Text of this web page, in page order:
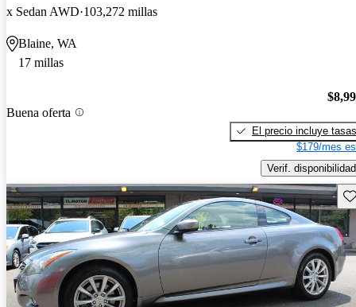
x Sedan AWD 103,272 millas
Blaine, WA
17 millas
Buena oferta
El precio incluye tasas
$179/mes
Verif. disponibilidad